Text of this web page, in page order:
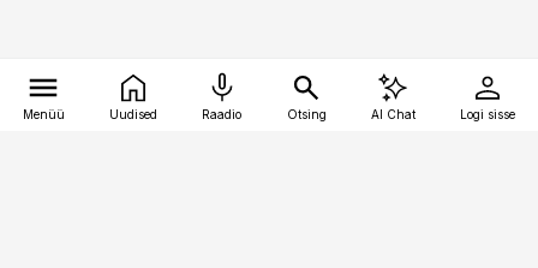
Menüü Uudised Raadio Otsing AI Chat Logi sisse